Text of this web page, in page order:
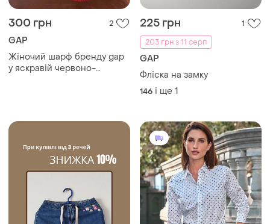
300 грн 2
GAP
Жіночий шарф бренду gap
у яскравій червоно-
225 грн
1
203 грн з 11 серп
GAP
Фліска на замку
146 і ще 1